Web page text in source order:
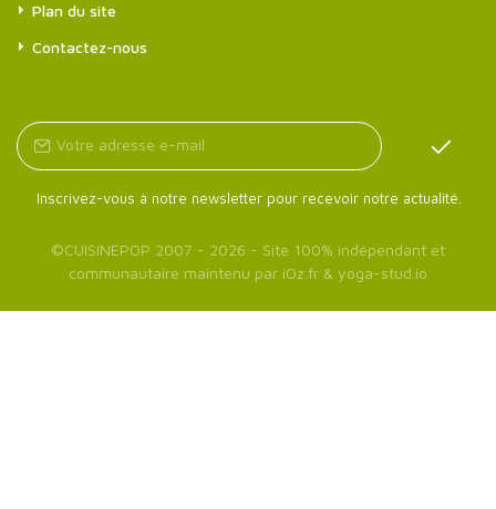
Plan du site
Contactez-nous
Inscrivez-vous à notre newsletter pour recevoir notre actualité.
©CUISINEPOP 2007 - 2026 - Site 100% indépendant et
communautaire maintenu par iOz.fr & yoga-stud.io